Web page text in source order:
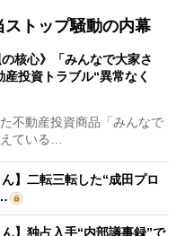
ストップ騒動の内幕
の核心》「みんなで大家さ
投資トラブル“異常なく
不動産投資商品「みんなで
ている…
】二転三転した“成田プロ
】独占入手“内部議事録”で